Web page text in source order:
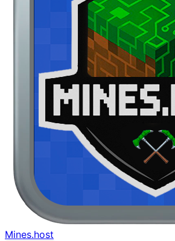
Mines.host